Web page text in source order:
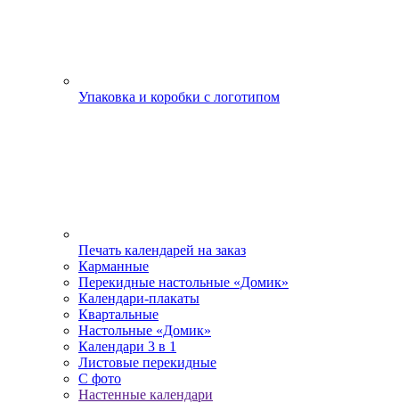
Упаковка и коробки с логотипом
Печать календарей на заказ
Карманные
Перекидные настольные «Домик»
Календари-плакаты
Квартальные
Настольные «Домик»
Календари 3 в 1
Листовые перекидные
С фото
Настенные календари